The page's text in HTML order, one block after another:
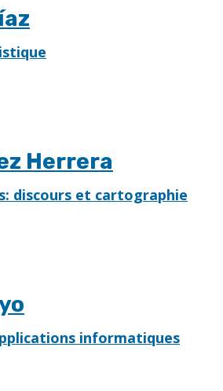
Herrera
discours et cartographie
informatiques